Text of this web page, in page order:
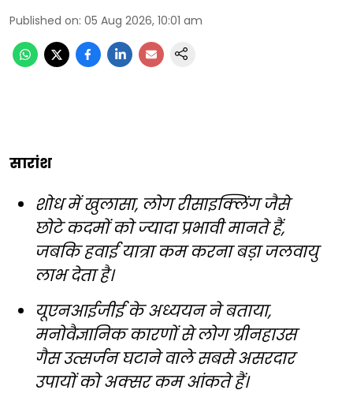
Published on: 05 Aug 2026, 10:01 am
सारांश
शोध में खुलासा, लोग रीसाइक्लिंग जैसे
छोटे कदमों को ज्यादा प्रभावी मानते हैं,
जबकि हवाई यात्रा कम करना बड़ा जलवायु
लाभ देता है।
यूएनआईजीई के अध्ययन ने बताया,
मनोवैज्ञानिक कारणों से लोग ग्रीनहाउस
गैस उत्सर्जन घटाने वाले सबसे असरदार
उपायों को अक्सर कम आंकते हैं।